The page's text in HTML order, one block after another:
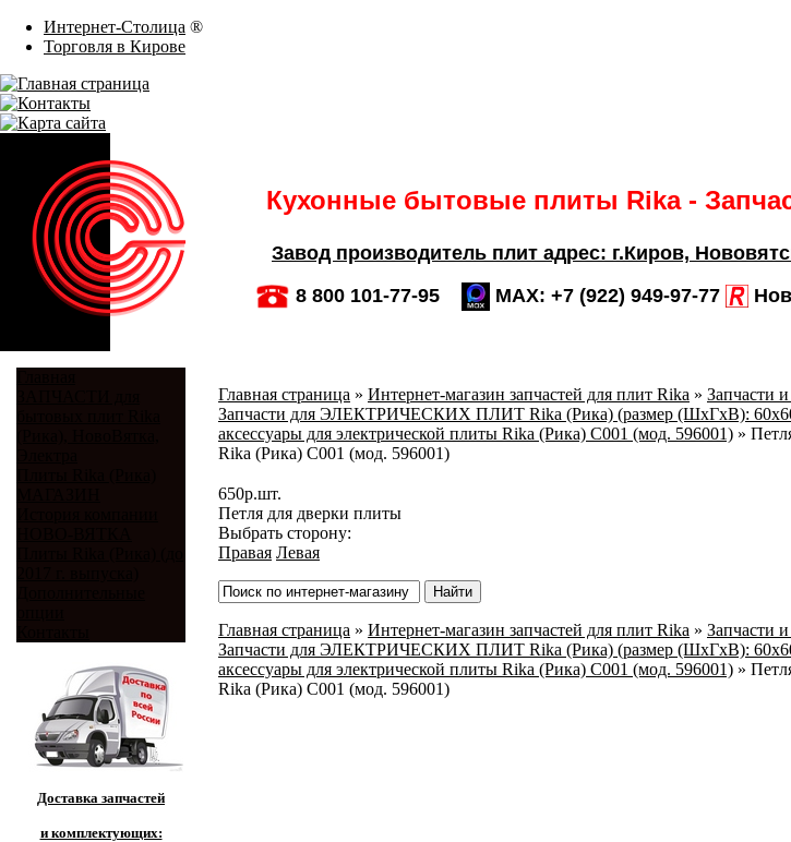
Интернет-Столица ®
Торговля в Кирове
Кухонные бытовые плиты Rika -
Завод производитель плит адрес: г.Киров,
8 800 101-77-95
MAX: +7 (922) 949-97-77
Доставка запчастей
и комплектующих:
Главная страница » Интернет-магазин запчастей для плит Rika » Запчасти
Запчасти для ЭЛЕКТРИЧЕСКИХ ПЛИТ Rika (Рика) (размер (ШхГхВ):
аксессуары для электрической плиты Rika (Рика) C001 (мод. 596001) »
Rika (Рика) C001 (мод. 596001)
650р.шт.
Петля для дверки плиты
Выбрать сторону:
Правая Левая
Главная страница » Интернет-магазин запчастей для плит Rika » Запчасти
Запчасти для ЭЛЕКТРИЧЕСКИХ ПЛИТ Rika (Рика) (размер (ШхГхВ):
аксессуары для электрической плиты Rika (Рика) C001 (мод. 596001) »
Rika (Рика) C001 (мод. 596001)